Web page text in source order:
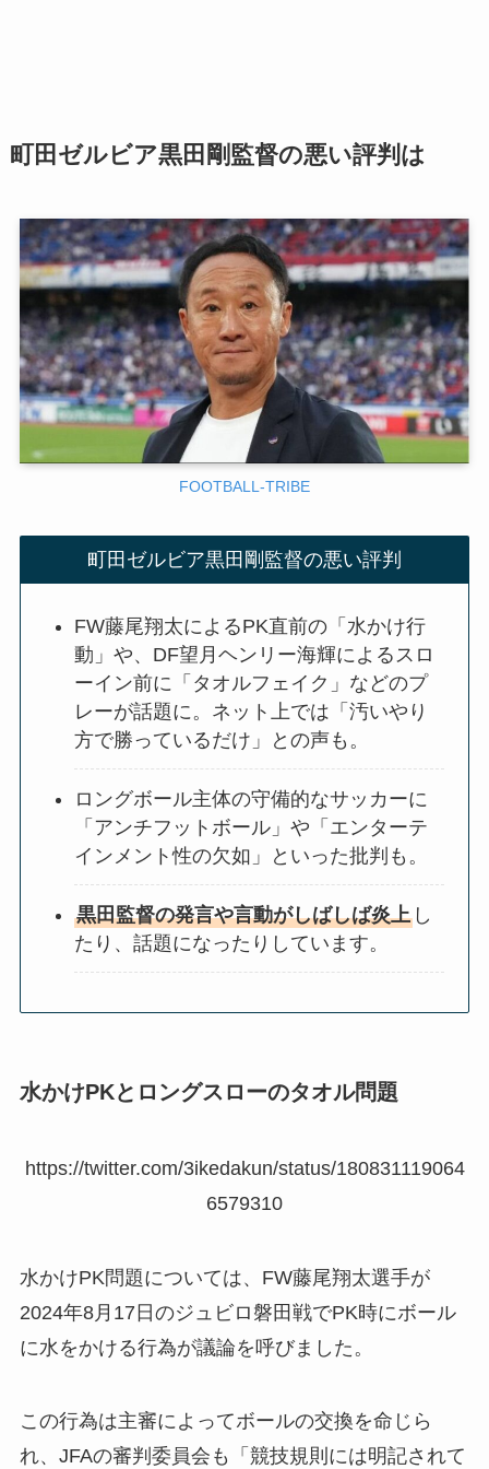
町田ゼルビア黒田剛監督の悪い評判は
FOOTBALL-TRIBE
町田ゼルビア黒田剛監督の悪い評判
FW藤尾翔太によるPK直前の「水かけ行
動」や、DF望月ヘンリー海輝によるスロ
ーイン前に「タオルフェイク」などのプ
レーが話題に。ネット上では「汚いやり
方で勝っているだけ」との声も。
ロングボール主体の守備的なサッカーに
「アンチフットボール」や「エンターテ
インメント性の欠如」といった批判も。
黒田監督の発言や言動がしばしば炎上 し
たり、話題になったりしています。
水かけPKとロングスローのタオル問題
https://twitter.com/3ikedakun/status/180831119064
6579310
水かけPK問題については、FW藤尾翔太選手が
2024年8月17日のジュビロ磐田戦でPK時にボール
に水をかける行為が議論を呼びました。
この行為は主審によってボールの交換を命じら
れ、JFAの審判委員会も「競技規則には明記されて